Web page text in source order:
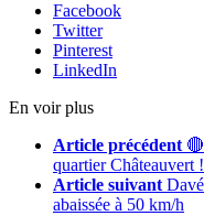
Facebook
Twitter
Pinterest
LinkedIn
En voir plus
Article précédent
quartier Châteauvert !
Article suivant
abaissée à 50 km/h